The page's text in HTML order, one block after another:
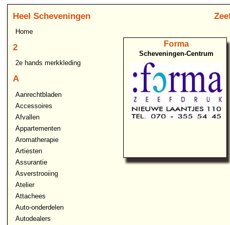
Heel Scheveningen
Home
2
2e hands merkkleding
A
Aanrechtbladen
Accessoires
Afvallen
Appartementen
Aromatherapie
Artiesten
Assurantie
Asverstrooiing
Atelier
Attachees
Auto-onderdelen
Autodealers
Forma
Scheveningen-Centrum